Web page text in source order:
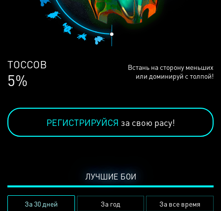
ЛЮДЕЙ
68%
Встань на сторону меньших
или доминируй с толпой!
РЕГИСТРИРУЙСЯ за свою расу!
ЛУЧШИЕ БОИ
За 30 дней За год За все время